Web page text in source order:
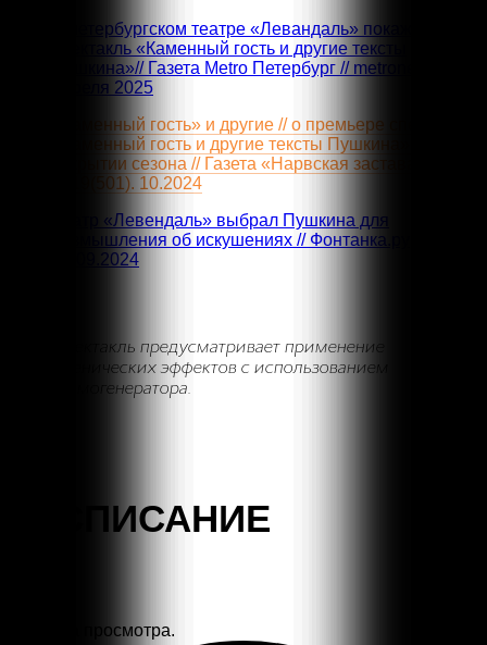
В петербургском театре «Левандаль» покажут
спектакль «Каменный гость и другие тексты
Пушкина»// Газета Metro Петербург // metronews.ru 3
апреля 2025
«Каменный гость» и другие // о премьере спектакля
«Каменный гость и другие тексты Пушкина» и
открытии сезона // Газета «Нарвская застава»
№19(501). 10.2024
Театр «Левендаль» выбрал Пушкина для
размышления об искушениях // Фонтанка.ру
26.09.2024
Спектакль предусматривает применение
сценических эффектов с использованием
дымогенератора.
РАСПИСАНИЕ
Загрузка просмотра.